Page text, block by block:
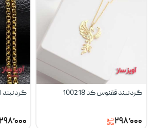
گردنبند ققنوس کد 100218
۲۹۸٬۰۰۰
گردنبند
۲۹۸٬۰۰۰